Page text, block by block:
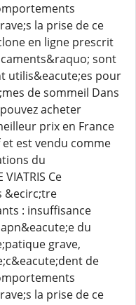
la prise de ce
en ligne prescrit
sont
utilis&eacute;es pour
de sommeil Dans
acheter
prix en France
est vendu comme
du
Ce
&ecirc;tre
: insuffisance
du
grave,
de
la prise de ce